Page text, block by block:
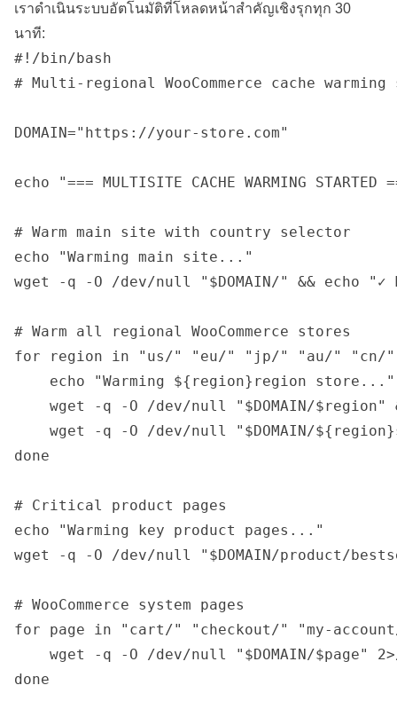
เราดำเนินระบบอัตโนมัติที่โหลดหน้าสำคัญเชิงรุกทุก 30
นาที:
#!/bin/bash
# Multi-regional WooCommerce cache
DOMAIN="https://your-store.com"
echo "=== MULTISITE CACHE WARMING STARTED
# Warm main site with country selector
echo "Warming main site..."
wget -q -O /dev/null "$DOMAIN/" && echo "✓
# Warm all regional WooCommerce stores
for region in "us/" "eu/" "jp/" "au/" "cn/
    echo "Warming ${region}region store..."
wget -q -O /dev/null "$DOMAIN/$region"
wget -q -O /dev/null "$DOMAIN/
done
# Critical product pages
echo "Warming key product pages..."
wget -q -O /dev/null "$DOMAIN/product/
# WooCommerce system pages
for page in "cart/" "checkout/" "my-
wget -q -O /dev/null "$DOMAIN/$page"
done